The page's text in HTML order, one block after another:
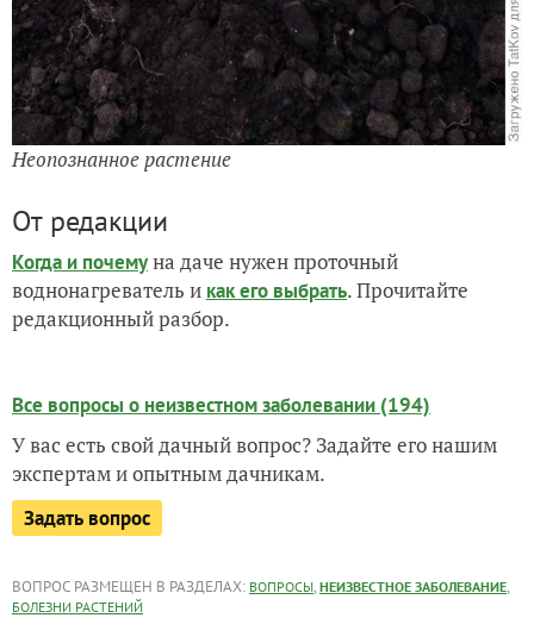
Неопознанное растение
От редакции
Когда и почемуна даче нужен проточный
воднонагреватель и как его выбрать. Прочитайте
редакционный разбор.
Все вопросы о неизвестном заболевании (194)
У вас есть свой дачный вопрос? Задайте его нашим
экспертам и опытным дачникам.
Задать вопрос
ВОПРОС РАЗМЕЩЕН В РАЗДЕЛАХ: ВОПРОСЫ, НЕИЗВЕСТНОЕ ЗАБОЛЕВАНИЕ,
БОЛЕЗНИ РАСТЕНИЙ